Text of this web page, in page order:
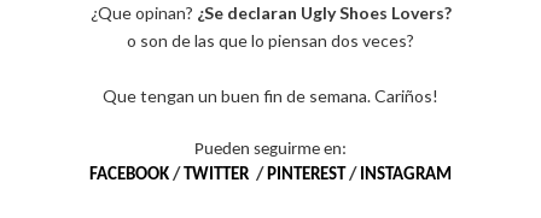
¿Que opinan? ¿Se declaran Ugly Shoes Lovers?
o son de las que lo piensan dos veces?
Que tengan un buen fin de semana. Cariños!
Pueden seguirme en:
FACEBOOK / TWITTER / PINTEREST / INSTAGRAM